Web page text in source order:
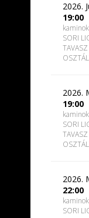
2026.
19:00
SORI
2026.
19:00
SORI
2026.
22:00
SORI